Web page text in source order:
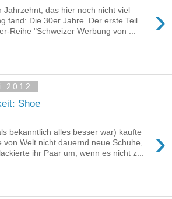
›
Jahrzehnt, das hier noch nicht viel
fand: Die 30er Jahre. Der erste Teil
Reihe "Schweizer Werbung von ...
2012
Shoe
›
bekanntlich alles besser war) kaufte
von Welt nicht dauernd neue Schuhe,
ihr Paar um, wenn es nicht z...